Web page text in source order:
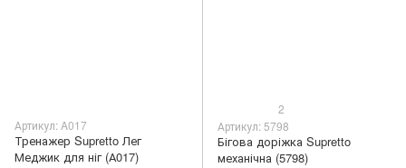
Артикул: A017
Тренажер Supretto Лег
Меджик для ніг (А017)
2
Артикул: 5798
Бігова доріжка Supretto
механічна (5798)